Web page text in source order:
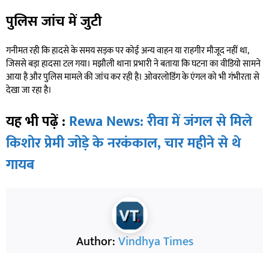
पुलिस जांच में जुटी
गनीमत रही कि हादसे के समय सड़क पर कोई अन्य वाहन या राहगीर मौजूद नहीं था,
जिससे बड़ा हादसा टल गया। मझौली थाना प्रभारी ने बताया कि घटना का वीडियो सामने
आया है और पुलिस मामले की जांच कर रही है। ओवरलोडिंग के एंगल को भी गंभीरता से
देखा जा रहा है।
यह भी पढ़ें : Rewa News: रीवा में जंगल से मिले
किशोर प्रेमी जोड़े के नरकंकाल, चार महीने से थे
गायब
Author:Vindhya Times